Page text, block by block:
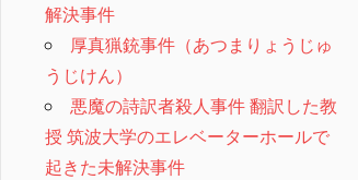
解決事件
厚真猟銃事件（あつまりょうじゅ
うじけん）
悪魔の詩訳者殺人事件 翻訳した教
授 筑波大学のエレベーターホールで
起きた未解決事件